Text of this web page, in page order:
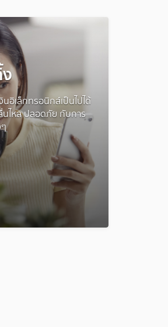
อิเล็กทรอนิกส์เป็นไปได้
นไหล ปลอดภัย กับการ